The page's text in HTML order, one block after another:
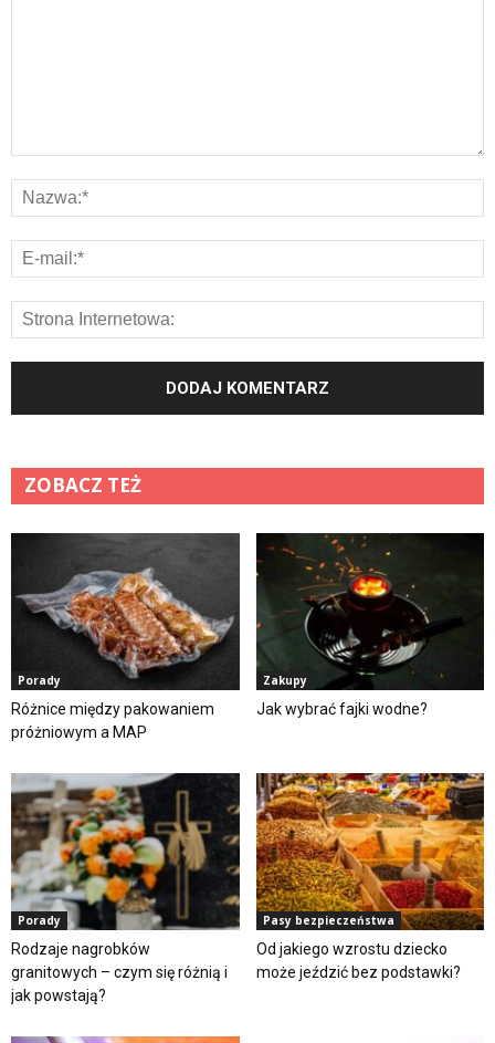
ZOBACZ TEŻ
Porady
Różnice między pakowaniem
próżniowym a MAP
Zakupy
Jak wybrać fajki wodne?
Porady
Rodzaje nagrobków
granitowych – czym się różnią i
jak powstają?
Pasy bezpieczeństwa
Od jakiego wzrostu dziecko
może jeździć bez podstawki?